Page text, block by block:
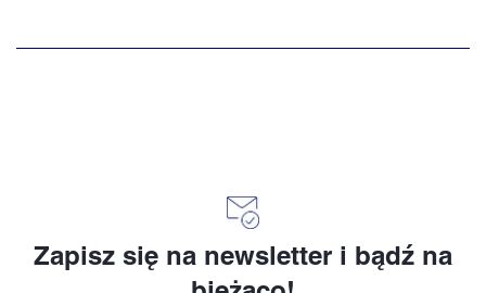
Zapisz się na newsletter i bądź na